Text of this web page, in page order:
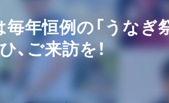
年恒例の「うなぎ
、ご来訪を！